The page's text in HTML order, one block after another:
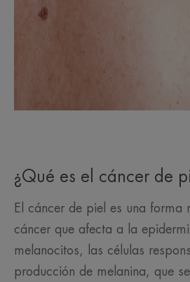
¿Qué es el cáncer de
El cáncer de piel es una forma
cáncer que afecta a la
melanocitos, las células
producción de melanina, que